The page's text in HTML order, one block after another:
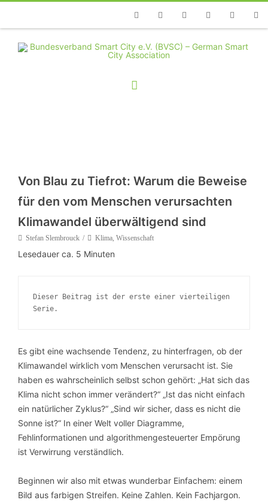
TelefonFacebookTwitterYoutubeInstagramLinkedin
Von Blau zu Tiefrot: Warum die Beweise
für den vom Menschen verursachten
Klimawandel überwältigend sind
Stefan Slembrouck Klima, Wissenschaft
Lesedauer ca. 5 Minuten
Dieser Beitrag ist der erste einer vierteiligen
Serie.
Es gibt eine wachsende Tendenz, zu hinterfragen, ob der
Klimawandel wirklich vom Menschen verursacht ist. Sie
haben es wahrscheinlich selbst schon gehört: „Hat sich das
Klima nicht schon immer verändert?“ „Ist das nicht einfach
ein natürlicher Zyklus?“ „Sind wir sicher, dass es nicht die
Sonne ist?“ In einer Welt voller Diagramme,
Fehlinformationen und algorithmengesteuerter Empörung
ist Verwirrung verständlich.
Beginnen wir also mit etwas wunderbar Einfachem: einem
Bild aus farbigen Streifen. Keine Zahlen. Kein Fachjargon.